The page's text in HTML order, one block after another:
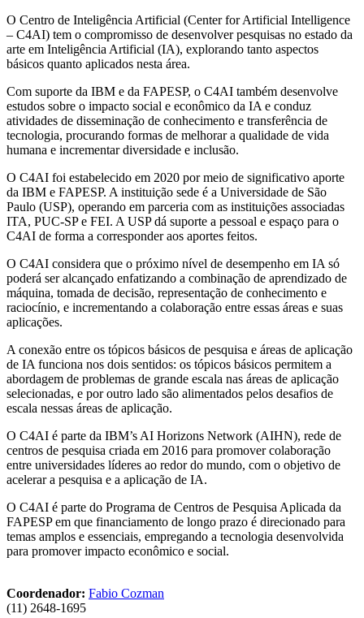
O Centro de Inteligência Artificial (Center for Artificial Intelligence
– C4AI) tem o compromisso de desenvolver pesquisas no estado da
arte em Inteligência Artificial (IA), explorando tanto aspectos
básicos quanto aplicados nesta área.
Com suporte da IBM e da FAPESP, o C4AI também desenvolve
estudos sobre o impacto social e econômico da IA e conduz
atividades de disseminação de conhecimento e transferência de
tecnologia, procurando formas de melhorar a qualidade de vida
humana e incrementar diversidade e inclusão.
O C4AI foi estabelecido em 2020 por meio de significativo aporte
da IBM e FAPESP. A instituição sede é a Universidade de São
Paulo (USP), operando em parceria com as instituições associadas
ITA, PUC-SP e FEI. A USP dá suporte a pessoal e espaço para o
C4AI de forma a corresponder aos aportes feitos.
O C4AI considera que o próximo nível de desempenho em IA só
poderá ser alcançado enfatizando a combinação de aprendizado de
máquina, tomada de decisão, representação de conhecimento e
raciocínio, e incrementando a colaboração entre essas áreas e suas
aplicações.
A conexão entre os tópicos básicos de pesquisa e áreas de aplicação
de IA funciona nos dois sentidos: os tópicos básicos permitem a
abordagem de problemas de grande escala nas áreas de aplicação
selecionadas, e por outro lado são alimentados pelos desafios de
escala nessas áreas de aplicação.
O C4AI é parte da IBM’s AI Horizons Network (AIHN), rede de
centros de pesquisa criada em 2016 para promover colaboração
entre universidades líderes ao redor do mundo, com o objetivo de
acelerar a pesquisa e a aplicação de IA.
O C4AI é parte do Programa de Centros de Pesquisa Aplicada da
FAPESP em que financiamento de longo prazo é direcionado para
temas amplos e essenciais, empregando a tecnologia desenvolvida
para promover impacto econômico e social.
Coordenador: Fabio Cozman
(11) 2648-1695